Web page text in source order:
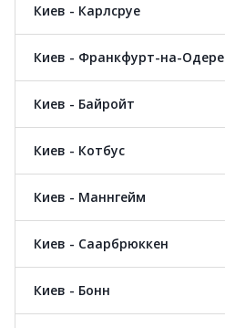
Киев - Карлсруе
Киев - Франкфурт-на-Одере
Киев - Байройт
Киев - Котбус
Киев - Маннгейм
Киев - Саарбрюккен
Киев - Бонн